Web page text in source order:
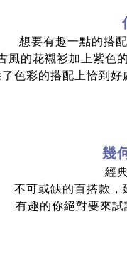
想要有趣一點的搭
風的花襯衫加上紫色
色彩的搭配上恰到好
幾
經
不可或缺的百搭款，
有趣的你絕對要來